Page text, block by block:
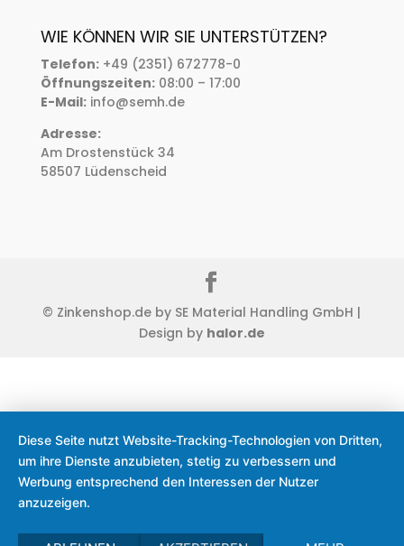
WIE KÖNNEN WIR SIE UNTERSTÜTZEN?
Telefon:+49 (2351) 672778-0
Öffnungszeiten:08:00 – 17:00
E-Mail:info@semh.de
Adresse:
Am Drostenstück 34
58507 Lüdenscheid
© Zinkenshop.de by SE Material Handling GmbH |
Design by halor.de
Diese Seite nutzt Website-Tracking-Technologien von Dritten,
um ihre Dienste anzubieten, stetig zu verbessern und
Werbung entsprechend den Interessen der Nutzer
anzuzeigen.